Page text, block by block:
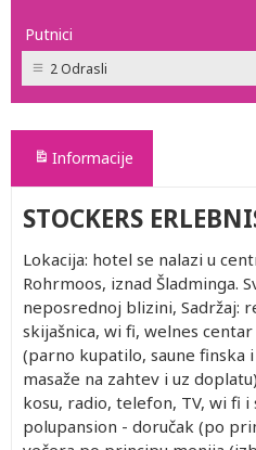
Putnici
2 Odrasli
Informacije
STOCKERS
Lokacija: hotel se nalazi u
Rohrmoos, iznad Šladminga.
neposrednoj blizini, Sadržaj:
skijašnica, wi fi, welnes
(parno kupatilo, saune finska
masaže na zahtev i uz
kosu, radio, telefon, TV, wi fi i
polupansion - doručak (po